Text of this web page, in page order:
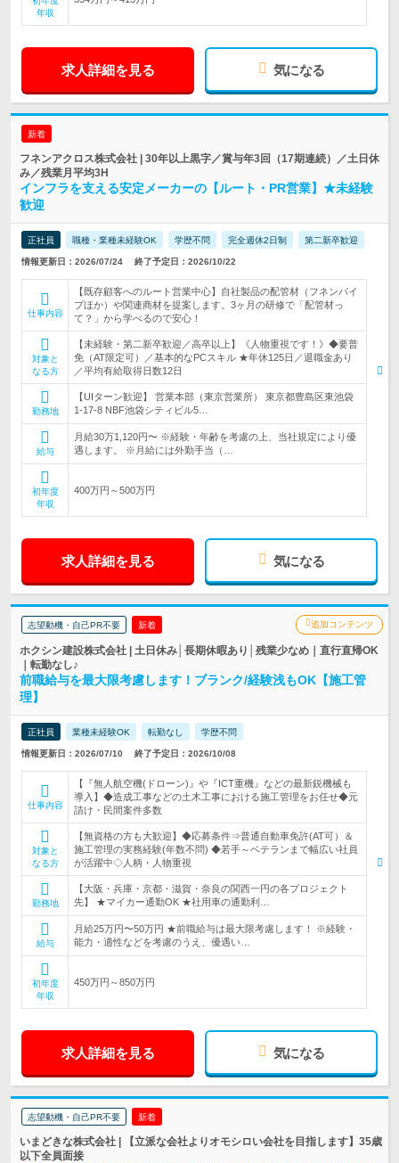
年収
求人詳細を見る 気になる
新着
フネンアクロス株式会社 | 30年以上黒字／賞与年3回（17期連続）／土日休
み／残業月平均3H
インフラを支える安定メーカーの【ルート・PR営業】★未経験
歓迎
正社員 職種・業種未経験OK 学歴不問 完全週休2日制 第二新卒歓迎
情報更新日：2026/07/24 終了予定日：2026/10/22
仕事内容
【既存顧客へのルート営業中心】自社製品の配管材（フネンパイ
プほか）や関連商材を提案します。3ヶ月の研修で「配管材っ
て？」から学べるので安心！
対象と
なる方
【未経験・第二新卒歓迎／高卒以上】《人物重視です！》◆要普
免（AT限定可）／基本的なPCスキル ★年休125日／退職金あり
／平均有給取得日数12日
勤務地
【UIターン歓迎】 営業本部（東京営業所） 東京都豊島区東池袋
1-17-8 NBF池袋シティビル5…
給与
月給30万1,120円〜 ※経験・年齢を考慮の上、当社規定により優
遇します。 ※月給には外勤手当（…
初年度
年収
400万円～500万円
求人詳細を見る 気になる
志望動機・自己PR不要 新着 追加コンテンツ
ホクシン建設株式会社 | 土日休み│長期休暇あり│残業少なめ｜直行直帰OK
｜転勤なし♪
前職給与を最大限考慮します！ブランク/経験浅もOK【施工管
理】
正社員 業種未経験OK 転勤なし 学歴不問
情報更新日：2026/07/10 終了予定日：2026/10/08
仕事内容
【『無人航空機(ドローン)』や『ICT重機』などの最新鋭機械も
導入】◆造成工事などの土木工事における施工管理をお任せ◆元
請け・民間案件多数
対象と
なる方
【無資格の方も大歓迎】◆応募条件⇒普通自動車免許(AT可）＆
施工管理の実務経験(年数不問) ◆若手～ベテランまで幅広い社員
が活躍中◇人柄・人物重視
勤務地
【大阪・兵庫・京都・滋賀・奈良の関西一円の各プロジェクト
先】 ★マイカー通勤OK ★社用車の通勤利…
給与
月給25万円〜50万円 ★前職給与は最大限考慮します！ ※経験・
能力・適性などを考慮のうえ、優遇い…
初年度
年収
450万円～850万円
求人詳細を見る 気になる
志望動機・自己PR不要 新着
いまどきな株式会社 | 【立派な会社よりオモシロい会社を目指します】35歳
以下全員面接